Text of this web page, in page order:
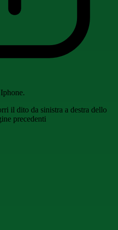
il dito da sinistra a destra dello
precedenti